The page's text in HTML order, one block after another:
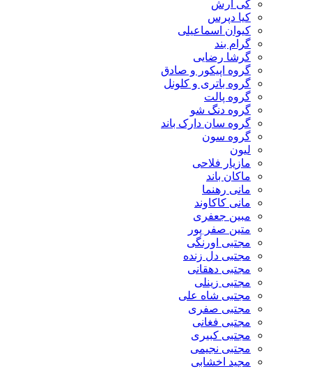
کی آرش
کیا دپرس
کیوان اسماعیلی
گرام بند
گرشا رضایی
گروه اپیکور و صادق
گروه باتری و کلونل
گروه پالت
گروه دنگ شو
گروه سان دارک باند
گروه سون
لیون
مازیار فلاحی
ماکان باند
مانی رهنما
مانی کاکاوند
مبین جعفری
متین صفر پور
مجتبی اورنگی
مجتبی دل زنده
مجتبی دهقانی
مجتبی زینلی
مجتبی شاه علی
مجتبی صفری
مجتبی فغانی
مجتبی کبیری
مجتبی نجیمی
مجید اخشابی